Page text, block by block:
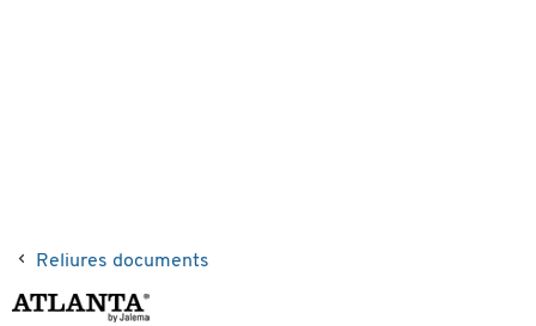
Reliures documents